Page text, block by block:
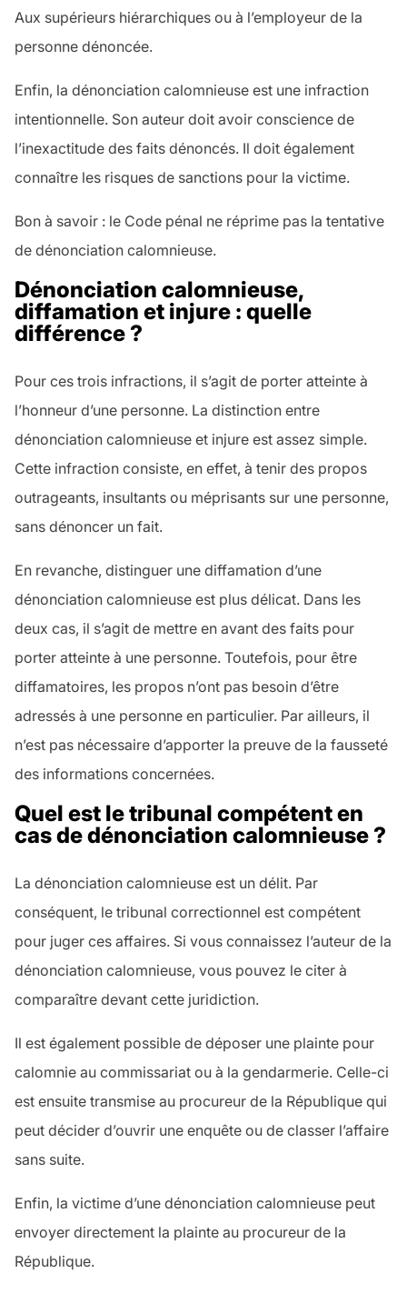
Aux supérieurs hiérarchiques ou à l’employeur de la
personne dénoncée.
Enfin, la dénonciation calomnieuse est une infraction
intentionnelle. Son auteur doit avoir conscience de
l’inexactitude des faits dénoncés. Il doit également
connaître les risques de sanctions pour la victime.
Bon à savoir : le Code pénal ne réprime pas la tentative
de dénonciation calomnieuse.
Dénonciation calomnieuse,
diffamation et injure : quelle
différence ?
Pour ces trois infractions, il s’agit de porter atteinte à
l’honneur d’une personne. La distinction entre
dénonciation calomnieuse et injure est assez simple.
Cette infraction consiste, en effet, à tenir des propos
outrageants, insultants ou méprisants sur une personne,
sans dénoncer un fait.
En revanche, distinguer une diffamation d’une
dénonciation calomnieuse est plus délicat. Dans les
deux cas, il s’agit de mettre en avant des faits pour
porter atteinte à une personne. Toutefois, pour être
diffamatoires, les propos n’ont pas besoin d’être
adressés à une personne en particulier. Par ailleurs, il
n’est pas nécessaire d’apporter la preuve de la fausseté
des informations concernées.
Quel est le tribunal compétent en
cas de dénonciation calomnieuse ?
La dénonciation calomnieuse est un délit. Par
conséquent, le tribunal correctionnel est compétent
pour juger ces affaires. Si vous connaissez l’auteur de la
dénonciation calomnieuse, vous pouvez le citer à
comparaître devant cette juridiction.
Il est également possible de déposer une plainte pour
calomnie au commissariat ou à la gendarmerie. Celle-ci
est ensuite transmise au procureur de la République qui
peut décider d’ouvrir une enquête ou de classer l’affaire
sans suite.
Enfin, la victime d’une dénonciation calomnieuse peut
envoyer directement la plainte au procureur de la
République.